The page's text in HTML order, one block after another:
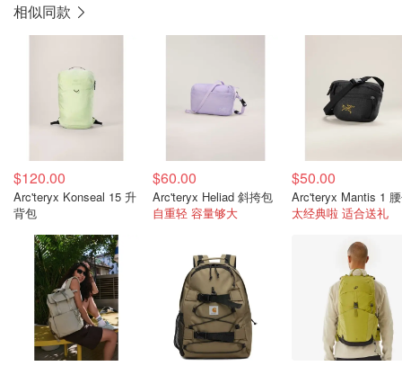
相似同款
$120.00
Arc'teryx Konseal 15 升
背包
$60.00
Arc'teryx Heliad 斜挎包
自重轻 容量够大
$50.00
Arc'teryx Mantis 1
太经典啦 适合送礼